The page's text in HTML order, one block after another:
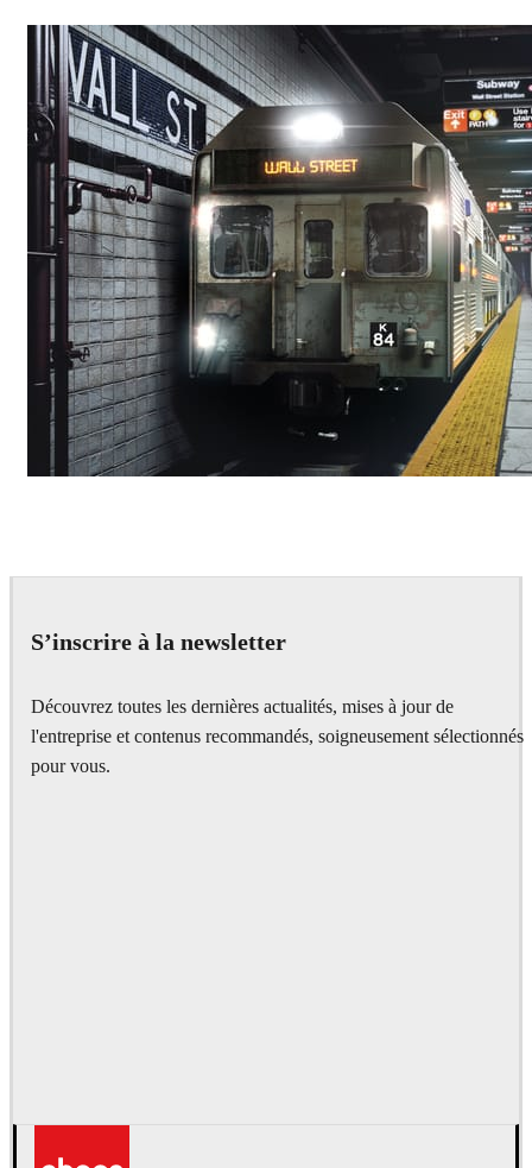
S’inscrire à la newsletter
Découvrez toutes les dernières actualités, mises à jour de
l'entreprise et contenus recommandés, soigneusement sélectionnés
pour vous.